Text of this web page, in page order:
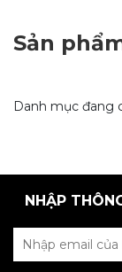
Sản
Danh mục đang
NHẬP